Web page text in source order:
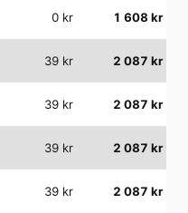
0 kr 1 608 kr
39 kr 2 087 kr
39 kr 2 087 kr
39 kr 2 087 kr
39 kr 2 087 kr